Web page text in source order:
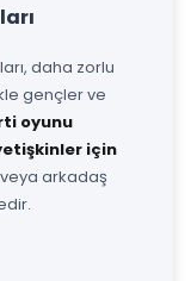
daha zorlu
gençler ve
oyunu
için
arkadaş